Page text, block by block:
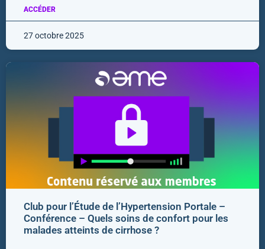
ACCÉDER
27 octobre 2025
Club pour l’Étude de l’Hypertension Portale –
Conférence – Quels soins de confort pour les
malades atteints de cirrhose ?